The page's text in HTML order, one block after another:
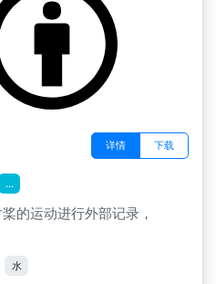
详情 下载
...
的运动进行外部记录，
水